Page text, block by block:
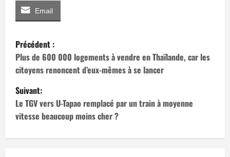
Email
N
a
v
i
g
Précédent :
Plus de 600 000 logements à vendre en Thaïlande, car les
citoyens renoncent d’eux-mêmes à se lancer
Suivant:
Le TGV vers U-Tapao remplacé par un train à moyenne
vitesse beaucoup moins cher ?